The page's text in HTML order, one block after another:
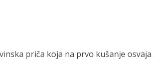
priča koja na prvo kušanje osvaja